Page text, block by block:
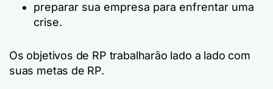
preparar sua empresa para enfrentar uma
crise.
Os objetivos de RP trabalharão lado a lado com
suas metas de RP.